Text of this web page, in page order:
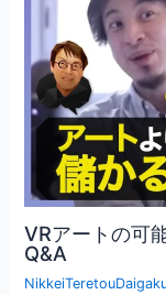
VRアートの可
Q&A